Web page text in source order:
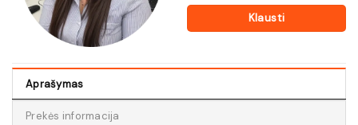
Klausti
Aprašymas
Prekės informacija